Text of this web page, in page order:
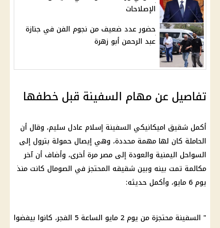
الإصلاحات
حضور عدد ضعيف من نجوم الفن في جنازة
عبد الرحمن أبو زهرة
تفاصيل عن مهام السفينة قبل خطفها
أكمل شقيق اميكانيكي السفينة إسلام عادل سليم، وقال أن
الحاملة كان لها مهمة محددة، وهي إيصال حمولة بترول إلى
السواحل اليمنية والعودة إلى مصر مرة أخرى، وأضاف أن آخر
مكالمة تمت بينه وبين شقيقه المحتجز في الصومال كانت منذ
يوم 6 مايو، وأكمل حديثه:
" السفينة محتجزة من يوم 2 مايو الساعة 5 الفجر، كانوا بيفضوا